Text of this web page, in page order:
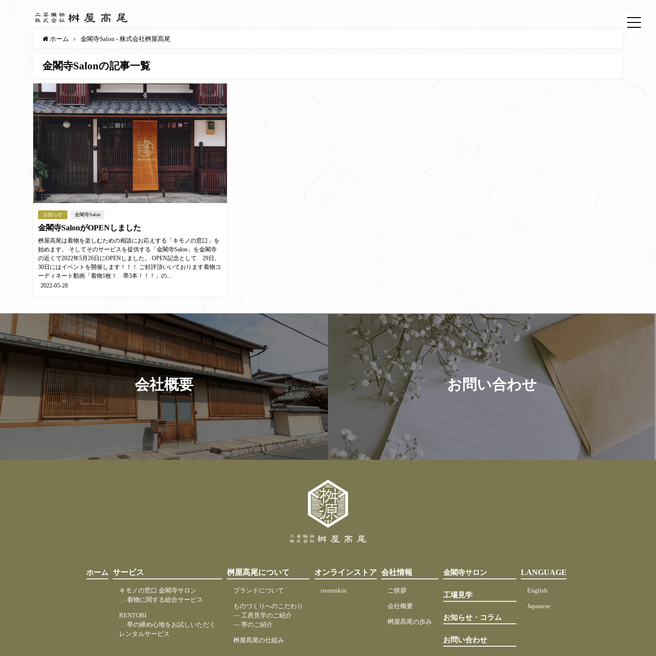
ホーム 金閣寺Salon - 株式会社桝屋髙尾
金閣寺Salonの記事一覧
お知らせ 金閣寺Salon
金閣寺SalonがOPENしました
桝屋高尾は着物を楽しむための相談にお応えする「キモノの窓口」を
始めます。 そしてそのサービスを提供する「金閣寺Salon」を金閣寺
の近くで2022年5月26日にOPENしました。 OPEN記念として 29日、
30日にはイベントを開催します！！！ ご好評頂いいております着物コ
ーディネート動画「着物1枚！ 帯3本！！！」の...
2022-05-28
会社概要 お問い合わせ
ホーム サービス
キモノの窓口 金閣寺サロン
… 着物に関する総合サービス
RENTOBI
… 帯の締め心地をお試しいただく
レンタルサービス
桝屋髙尾について
ブランドについて
ものづくりへのこだわり
― 工房見学のご紹介
― 帯のご紹介
桝屋髙尾の仕組み
オンラインストア
ironenkin
会社情報
ご挨拶
会社概要
桝屋髙尾の歩み
金閣寺サロン
工場見学
お知らせ・コラム
お問い合わせ
LANGUAGE
English
Japanese